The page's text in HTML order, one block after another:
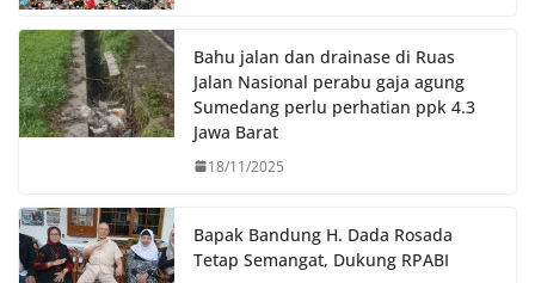
Bahu jalan dan drainase di Ruas
Jalan Nasional perabu gaja agung
Sumedang perlu perhatian ppk 4.3
Jawa Barat
18/11/2025
Bapak Bandung H. Dada Rosada
Tetap Semangat, Dukung RPABI